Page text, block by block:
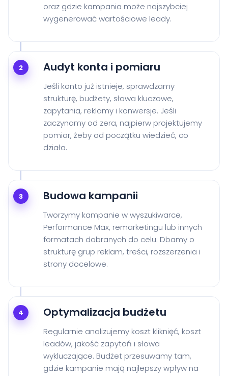
oraz gdzie kampania może najszybciej
wygenerować wartościowe leady.
2 Audyt konta i pomiaru
Jeśli konto już istnieje, sprawdzamy
strukturę, budżety, słowa kluczowe,
zapytania, reklamy i konwersje. Jeśli
zaczynamy od zera, najpierw projektujemy
pomiar, żeby od początku wiedzieć, co
działa.
3 Budowa kampanii
Tworzymy kampanie w wyszukiwarce,
Performance Max, remarketingu lub innych
formatach dobranych do celu. Dbamy o
strukturę grup reklam, treści, rozszerzenia i
strony docelowe.
4 Optymalizacja budżetu
Regularnie analizujemy koszt kliknięć, koszt
leadów, jakość zapytań i słowa
wykluczające. Budżet przesuwamy tam,
gdzie kampanie mają najlepszy wpływ na